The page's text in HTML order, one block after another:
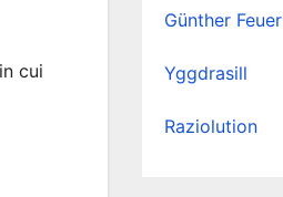
cui
Günther Feuer
Yggdrasill
Raziolution